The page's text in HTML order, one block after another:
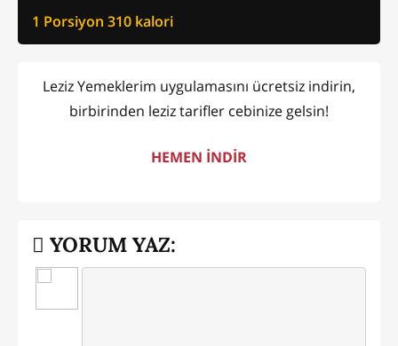
1 Porsiyon 310 kalori
Leziz Yemeklerim uygulamasını ücretsiz indirin,
birbirinden leziz tarifler cebinize gelsin!
HEMEN İNDİR
YORUM YAZ: